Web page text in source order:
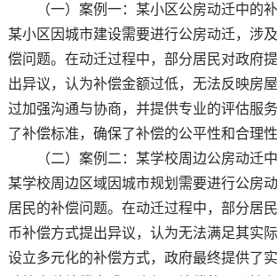
（一）案例一：某小区公房动迁中的补
某小区因城市建设需要进行公房动迁，涉
偿问题。在动迁过程中，部分居民对政府
出异议，认为补偿金额过低，无法反映房
过加强沟通与协商，并提供专业的评估服
了补偿标准，确保了补偿的公平性和合理性
（二）案例二：某学校周边公房动迁中
某学校周边区域因城市规划需要进行公房
居民的补偿问题。在动迁过程中，部分居
币补偿方式提出异议，认为无法满足其实
设立多元化的补偿方式，政府最终提供了